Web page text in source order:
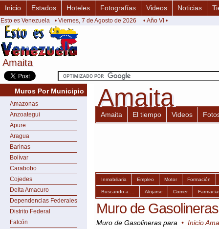
Amaita
Amaita
Inicio Estados Hoteles Fotografías Videos Noticias
Esto es Venezuela • Viernes, 7 de Agosto de 2026 • Año VI •
Muros Por Municipio
Amazonas
Anzoategui
Apure
Aragua
Barinas
Bolívar
Carabobo
Cojedes
Delta Amacuro
Dependencias Federales
Distrito Federal
Falcón
Amaita
Amaita
Amaita El tiempo Videos
Inmobiliaria Empleo Motor Formación
Buscando a ... Alojarse Comer
Muro de
Muro de Gasolineras para • Inicio